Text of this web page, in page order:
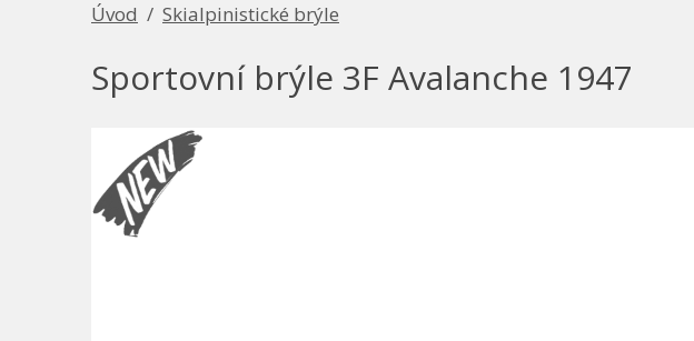
Úvod / Skialpinistické brýle
Sportovní brýle 3F Avalanche 1947